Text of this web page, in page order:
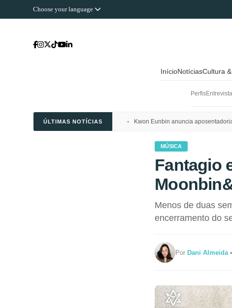
Choose your language
InícioNotíciasCultura
Perfis
ÚLTIMAS NOTÍCIAS Kwon Eunbin anuncia
MÚSICA
Fantagio
Menos de duas
encerramento do
PorDani Almeida